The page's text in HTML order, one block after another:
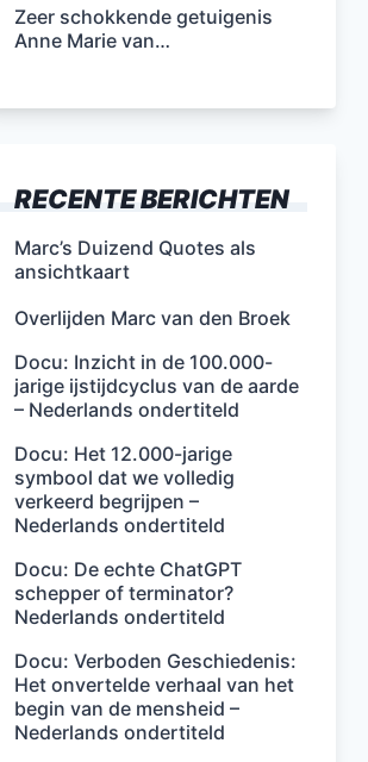
Zeer schokkende getuigenis
Anne Marie van…
RECENTE BERICHTEN
Marc’s Duizend Quotes als
ansichtkaart
Overlijden Marc van den Broek
Docu: Inzicht in de 100.000-
jarige ijstijdcyclus van de aarde
– Nederlands ondertiteld
Docu: Het 12.000-jarige
symbool dat we volledig
verkeerd begrijpen –
Nederlands ondertiteld
Docu: De echte ChatGPT
schepper of terminator?
Nederlands ondertiteld
Docu: Verboden Geschiedenis:
Het onvertelde verhaal van het
begin van de mensheid –
Nederlands ondertiteld